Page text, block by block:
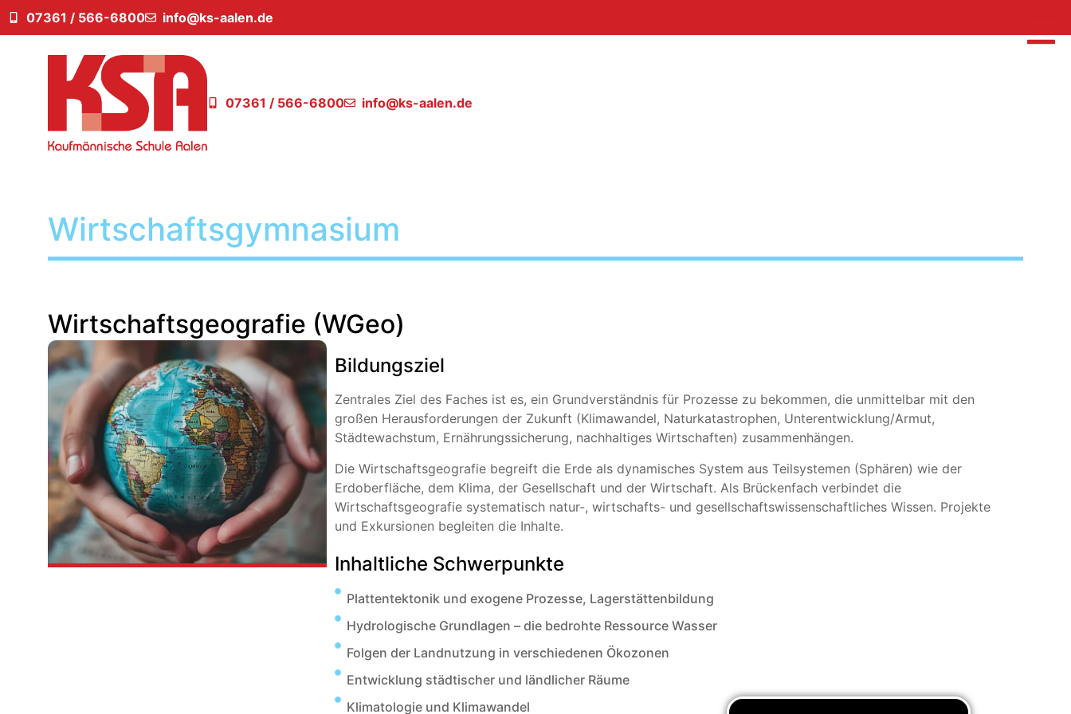
07361 / 566-6800 info@ks-aalen.de
07361 / 566-6800 info@ks-aalen.de
Wirtschafts­gymnasium
Wirtschaftsgeografie (WGeo)
Bildungsziel
Zentrales Ziel des Faches ist es, ein Grundverständnis für Prozesse zu bekommen, die unmittelbar mit den
großen Herausforderungen der Zukunft (Klimawandel, Naturkatastrophen, Unterentwicklung/Armut,
Städtewachstum, Ernährungssicherung, nachhaltiges Wirtschaften) zusammenhängen.
Die Wirtschaftsgeografie begreift die Erde als dynamisches System aus Teilsystemen (Sphären) wie der
Erdoberfläche, dem Klima, der Gesellschaft und der Wirtschaft. Als Brückenfach verbindet die
Wirtschaftsgeografie systematisch natur-, wirtschafts- und gesellschaftswissenschaftliches Wissen. Projekte
und Exkursionen begleiten die Inhalte.
Inhaltliche Schwerpunkte
Plattentektonik und exogene Prozesse, Lagerstättenbildung
Hydrologische Grundlagen – die bedrohte Ressource Wasser
Folgen der Landnutzung in verschiedenen Ökozonen
Entwicklung städtischer und ländlicher Räume
Klimatologie und Klimawandel